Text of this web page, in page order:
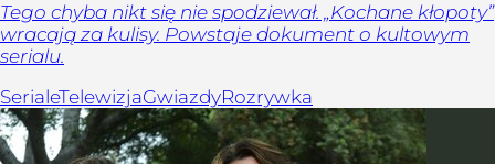
Tego chyba nikt się nie spodziewał. „Kochane kłopoty”
wracają za kulisy. Powstaje dokument o kultowym
serialu.
SerialeTelewizjaGwiazdyRozrywka